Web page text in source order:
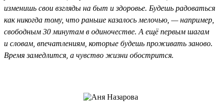
изменишь свои взгляды на быт и здоровье. Будешь радоваться
как никогда тому, что раньше казалось мелочью, — например,
свободным 30 минутам в одиночестве. А ещё первым шагам
и словам, впечатлениям, которые будешь проживать заново.
Время замедлится, а чувство жизни обострится.